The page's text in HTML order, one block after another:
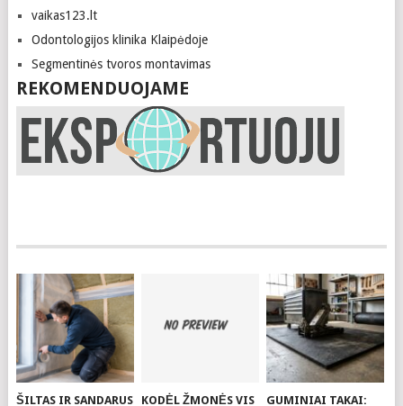
vaikas123.lt
Odontologijos klinika Klaipėdoje
Segmentinės tvoros montavimas
REKOMENDUOJAME
ŠILTAS IR SANDARUS
KODĖL ŽMONĖS VIS
GUMINIAI TAKAI: